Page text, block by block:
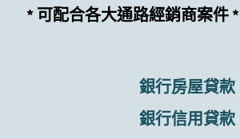
* 可配合各大通路經銷商案件 *
銀行房屋貸款
銀行信用貸款